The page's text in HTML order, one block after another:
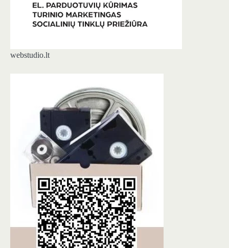
webstudio.lt